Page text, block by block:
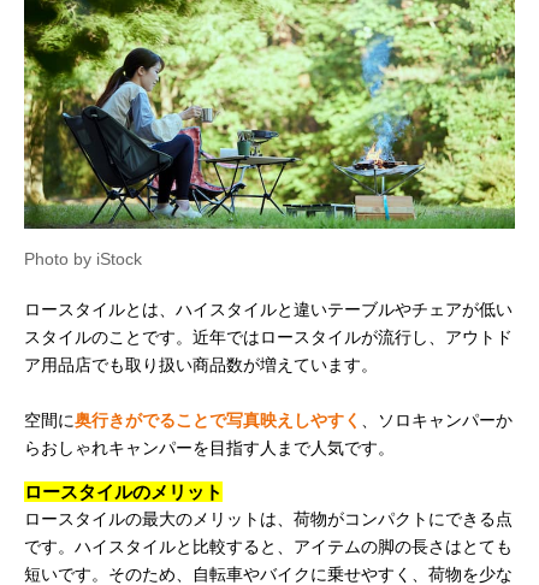
Photo by iStock
ロースタイルとは、ハイスタイルと違いテーブルやチェアが低い
スタイルのことです。近年ではロースタイルが流行し、アウトド
ア用品店でも取り扱い商品数が増えています。
空間に奥行きがでることで写真映えしやすく
、ソロキャンパーか
らおしゃれキャンパーを目指す人まで人気です。
ロースタイルのメリット
ロースタイルの最大のメリットは、荷物がコンパクトにできる点
です。ハイスタイルと比較すると、アイテムの脚の長さはとても
短いです。そのため、自転車やバイクに乗せやすく、荷物を少な